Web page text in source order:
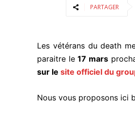
PARTAGER
Les vétérans du death
paraitre le17 mars
sur le site officiel du
Nous vous proposons ici